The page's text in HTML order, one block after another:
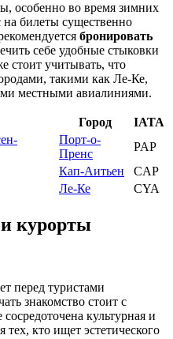
особенно во время зимних
на билеты существенно
бронировать
себе удобные стыковки
стоит учитывать, что
такими как Ле-Ке,
местными авиалиниями.
Город
IATA
Порт-о-
Пренс
PAP
Кап-Аитьен
CAP
Ле-Ке CYA
курорты
перед туристами
знакомство стоит с
сосредоточена культурная и
кто ищет эстетического